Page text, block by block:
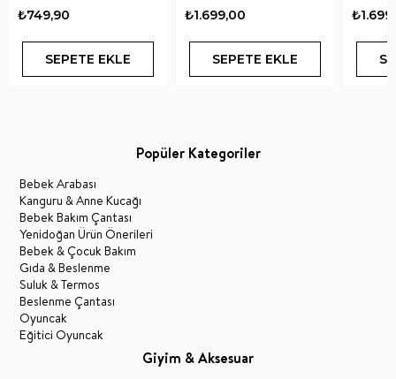
₺749,90
SEPETE EKLE
₺1.699,00
SEPETE EKLE
Popüler Kategoriler
Bebek Arabası
Kanguru & Anne Kucağı
Bebek Bakım Çantası
Yenidoğan Ürün Önerileri
Bebek & Çocuk Bakım
Gıda & Beslenme
Suluk & Termos
Beslenme Çantası
Oyuncak
Eğitici Oyuncak
Giyim & Aksesuar